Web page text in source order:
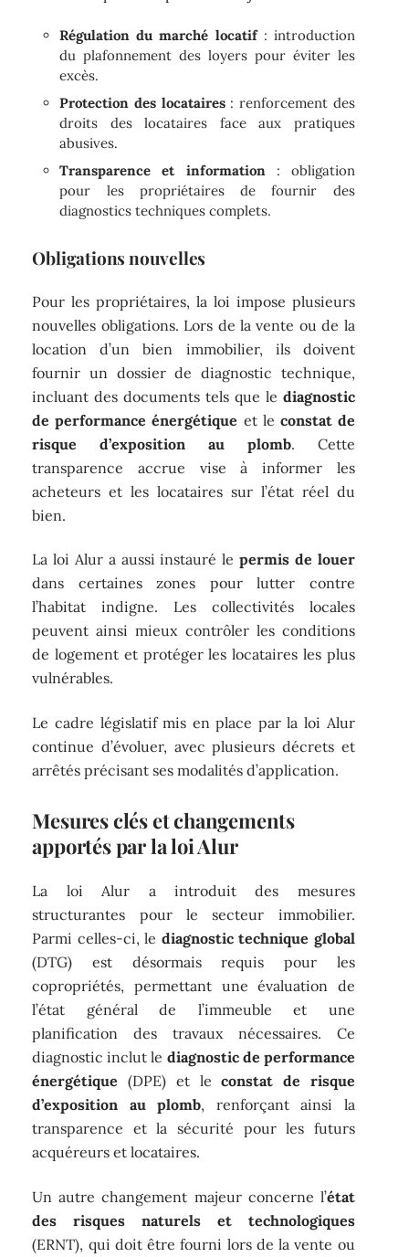
Régulation du marché locatif: introduction
du plafonnement des loyers pour éviter les
excès.
Protection des locataires: renforcement des
droits des locataires face aux pratiques
abusives.
Transparence et information: obligation
pour les propriétaires de fournir des
diagnostics techniques complets.
Obligations nouvelles
Pour les propriétaires, la loi impose plusieurs
nouvelles obligations. Lors de la vente ou de la
location d’un bien immobilier, ils doivent
fournir un dossier de diagnostic technique,
incluant des documents tels que le diagnostic
de performance énergétique et le constat de
risque d’exposition au plomb. Cette
transparence accrue vise à informer les
acheteurs et les locataires sur l’état réel du
bien.
La loi Alur a aussi instauré lepermis de louer
dans certaines zones pour lutter contre
l’habitat indigne. Les collectivités locales
peuvent ainsi mieux contrôler les conditions
de logement et protéger les locataires les plus
vulnérables.
Le cadre législatif mis en place par la loi Alur
continue d’évoluer, avec plusieurs décrets et
arrêtés précisant ses modalités d’application.
Mesures clés et changements
apportés par la loi Alur
La loi Alur a introduit des mesures
structurantes pour le secteur immobilier.
Parmi celles-ci, le diagnostic technique global
(DTG) est désormais requis pour les
copropriétés, permettant une évaluation de
l’état général de l’immeuble et une
planification des travaux nécessaires. Ce
diagnostic inclut le diagnostic de performance
énergétique (DPE) et leconstat de risque
d’exposition au plomb, renforçant ainsi la
transparence et la sécurité pour les futurs
acquéreurs et locataires.
Un autre changement majeur concerne l’état
des risques naturels et technologiques
(ERNT), qui doit être fourni lors de la vente ou